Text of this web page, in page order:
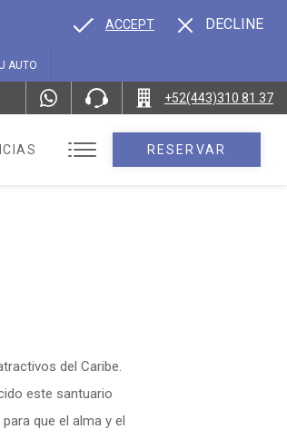
AUTO
+52(443)310 81 37
RESERVAR
ACCEPT DECLINE
del Caribe.
este santuario
que el alma y el